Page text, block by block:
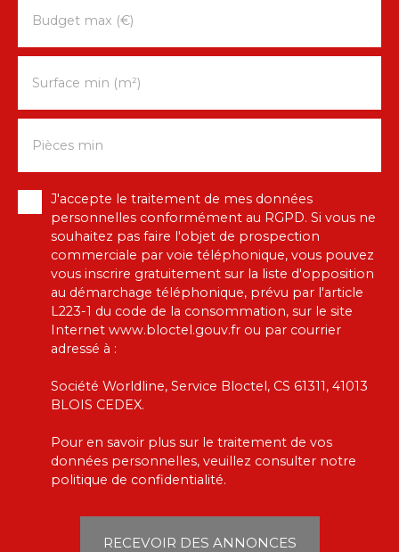
Budget max (€)
Surface min (m²)
Pièces min
J'accepte le traitement de mes données
personnelles conformément au RGPD. Si vous ne
souhaitez pas faire l'objet de prospection
commerciale par voie téléphonique, vous pouvez
vous inscrire gratuitement sur la liste d'opposition
au démarchage téléphonique, prévu par l'article
L223-1 du code de la consommation, sur le site
Internet www.bloctel.gouv.fr ou par courrier
adressé à :
Société Worldline, Service Bloctel, CS 61311, 41013
BLOIS CEDEX.
Pour en savoir plus sur le traitement de vos
données personnelles, veuillez consulter notre
politique de confidentialité.
RECEVOIR DES ANNONCES